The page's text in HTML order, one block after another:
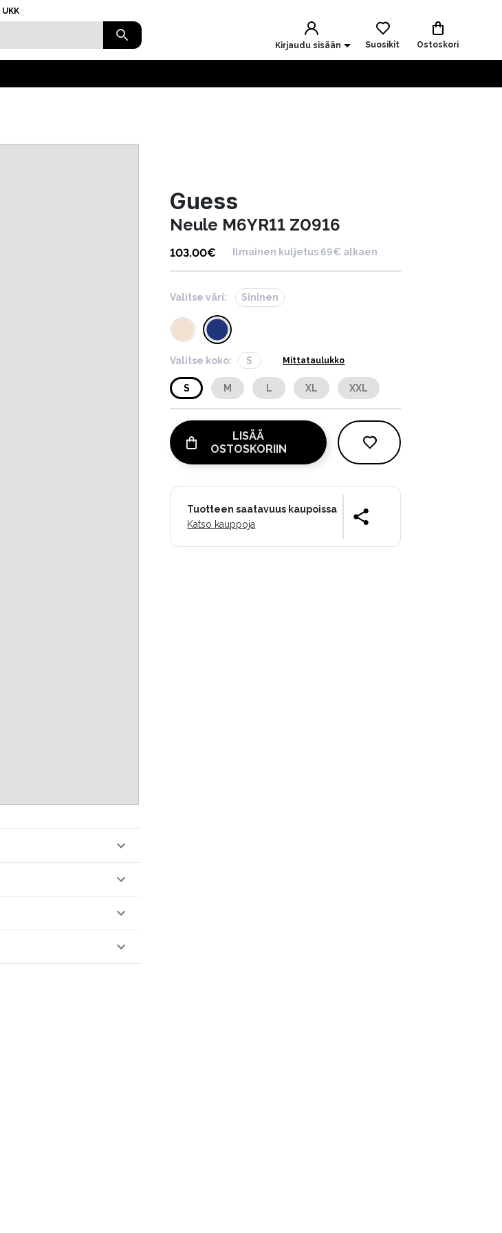
UKK
Kirjaudu sisään Suosikit Ostoskori
Guess
Neule M6YR11 Z0916
103.00€ Ilmainen kuljetus 69€ alkaen
Valitse väri: Sininen
Valitse koko: S Mittataulukko
S M L XL XXL
LISÄÄ
OSTOSKORIIN
Tuotteen saatavuus kaupoissa
Katso kauppoja